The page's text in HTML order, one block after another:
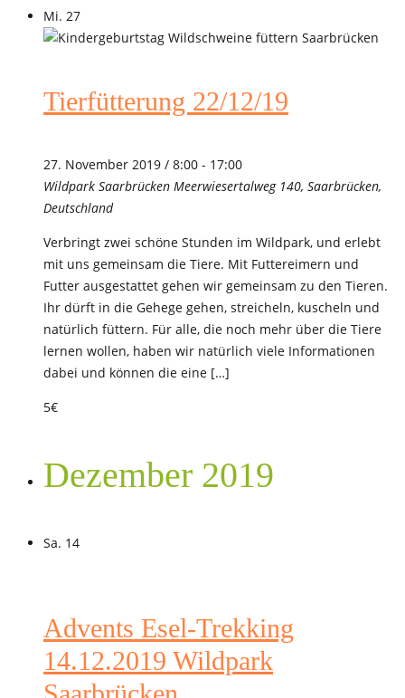
Mi. 27
Tierfütterung 22/12/19
27. November 2019 / 8:00 - 17:00
Wildpark Saarbrücken Meerwiesertalweg 140, Saarbrücken,
Deutschland
Verbringt zwei schöne Stunden im Wildpark, und erlebt
mit uns gemeinsam die Tiere. Mit Futtereimern und
Futter ausgestattet gehen wir gemeinsam zu den Tieren.
Ihr dürft in die Gehege gehen, streicheln, kuscheln und
natürlich füttern. Für alle, die noch mehr über die Tiere
lernen wollen, haben wir natürlich viele Informationen
dabei und können die eine […]
5€
Dezember 2019
Sa. 14
Advents Esel-Trekking
14.12.2019 Wildpark